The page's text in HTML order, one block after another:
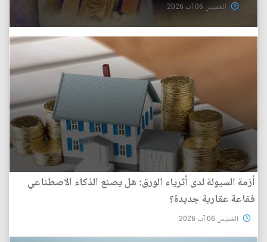
الخميس 06 آب 2026
أزمة السيولة لدى أثرياء الورق: هل يصنع الذكاء الاصطناعي
فقاعة عقارية جديدة؟
الخميس 06 آب 2026